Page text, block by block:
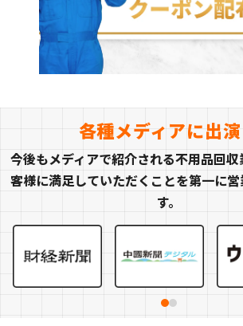
各種メディアに出演
今後もメディアで紹介される不用品回
客様に満足していただくことを第一に
す。